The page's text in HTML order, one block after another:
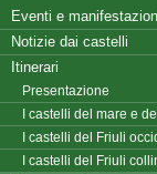
Eventi e
Notizie dai castelli
Itinerari
Presentazione
I castelli del mare e
I castelli del Friuli
I castelli del Friuli